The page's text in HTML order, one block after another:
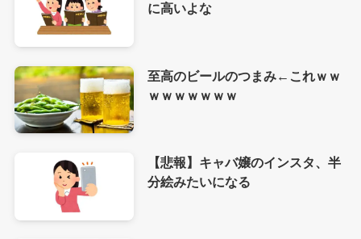
に高いよな
至高のビールのつまみ←これｗｗ
ｗｗｗｗｗｗｗ
【悲報】キャバ嬢のインスタ、半
分絵みたいになる